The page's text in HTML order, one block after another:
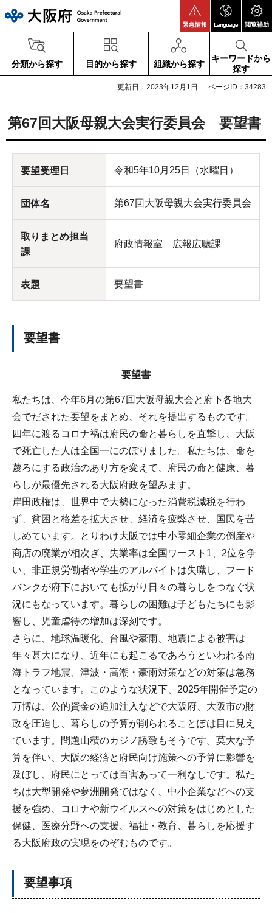
緊急情報 Language 閲覧補助
分類から探す 目的から探す 組織から探す
キーワードから
探す
更新日：2023年12月1日 ページID：34283
第67回大阪母親大会実行委員会 要望書
要望受理日 令和5年10月25日（水曜日）
団体名 第67回大阪母親大会実行委員会
取りまとめ担当
課
府政情報室 広報広聴課
表題 要望書
要望書
要望書
私たちは、今年6月の第67回大阪母親大会と府下各地大
会でだされた要望をまとめ、それを提出するものです。
四年に渡るコロナ禍は府民の命と暮らしを直撃し、大阪
で死亡した人は全国一にのぼりました。私たちは、命を
蔑ろにする政治のあり方を変えて、府民の命と健康、暮
らしが最優先される大阪府政を望みます。
岸田政権は、世界中で大勢になった消費税減税を行わ
ず、貧困と格差を拡大させ、経済を疲弊させ、国民を苦
しめています。とりわけ大阪では中小零細企業の倒産や
商店の廃業が相次ぎ、失業率は全国ワースト1、2位を争
い、非正規労働者や学生のアルバイトは失職し、フード
バンクが府下においても拡がり日々の暮らしをつなぐ状
況にもなっています。暮らしの困難は子どもたちにも影
響し、児童虐待の増加は深刻です。
さらに、地球温暖化、台風や豪雨、地震による被害は
年々甚大になり、近年にも起こるであろうといわれる南
海トラフ地震、津波・高潮・豪雨対策などの対策は急務
となっています。このような状況下、2025年開催予定の
万博は、公的資金の追加注入などで大阪府、大阪市の財
政を圧迫し、暮らしの予算が削られることぽは目に見え
ています。問題山積のカジノ誘致もそうです。莫大な予
算を伴い、大阪の経済と府民向け施策への予算に影響を
及ぼし、府民にとっては百害あって一利なしです。私た
ちは大型開発や夢洲開発ではなく、中小企業などへの支
援を強め、コロナや新ウイルスへの対策をはじめとした
保健、医療分野への支援、福祉・教育、暮らしを応援す
る大阪府政の実現をのぞむものです。
要望事項